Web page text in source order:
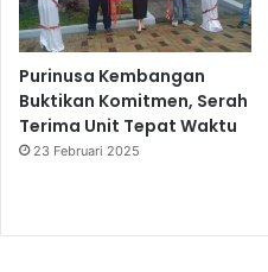
Purinusa Kembangan
Buktikan Komitmen, Serah
Terima Unit Tepat Waktu
23 Februari 2025